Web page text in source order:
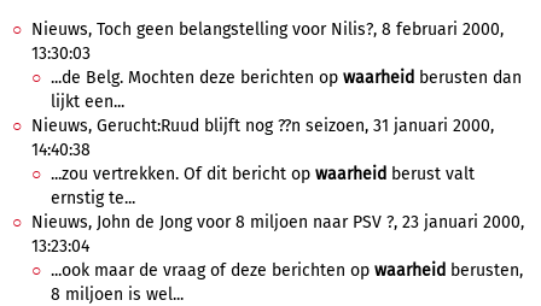
Nieuws, Toch geen belangstelling voor Nilis?, 8 februari 2000,
13:30:03
...de Belg. Mochten deze berichten op waarheid berusten dan
lijkt een...
Nieuws, Gerucht:Ruud blijft nog ??n seizoen, 31 januari 2000,
14:40:38
...zou vertrekken. Of dit bericht op waarheid berust valt
ernstig te...
Nieuws, John de Jong voor 8 miljoen naar PSV ?, 23 januari 2000,
13:23:04
...ook maar de vraag of deze berichten op waarheid berusten,
8 miljoen is wel...